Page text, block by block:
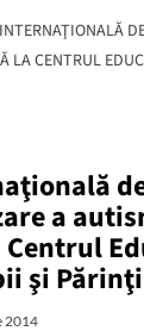
LA CENTRUL
a
şi Părinţi
2014